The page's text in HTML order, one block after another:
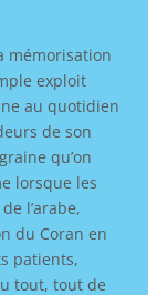
mémorisation
exploit
au quotidien
de son
qu’on
lorsque les
l’arabe,
du Coran en
patients,
tout, tout de